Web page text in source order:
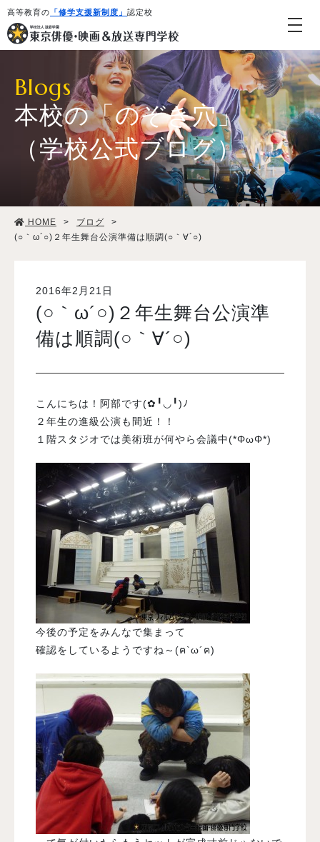
高等教育の 「修学支援新制度」 認定校
学校紹介・教育システム
専攻・コース紹介
就職・デビュー
学校情報
訪問者別メニュー
Blogs
本校の「のぞき穴」
（学校公式ブログ）
HOME > ブログ
>
(○｀ω´○)２年生舞台公演準備は順調(○｀∀´○)
2016年2月21日
(○｀ω´○)２年生舞台公演準
備は順調(○｀∀´○)
こんにちは！阿部です(✿╹◡╹)ﾉ
２年生の進級公演も間近！！
１階スタジオでは美術班が何やら会議中(*ΦωΦ*)
今後の予定をみんなで集まって
確認をしているようですね～(ฅ`ω´ฅ)